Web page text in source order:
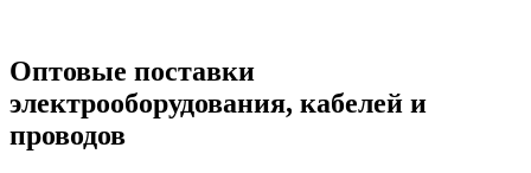
Оптовые поставки
электрооборудования, кабелей и
проводов